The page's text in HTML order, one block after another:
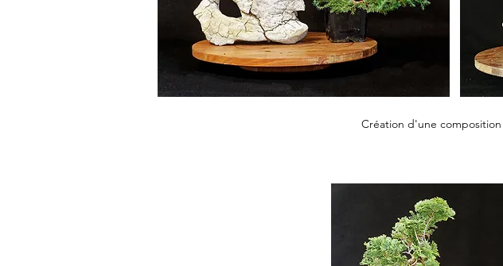
Création d'une